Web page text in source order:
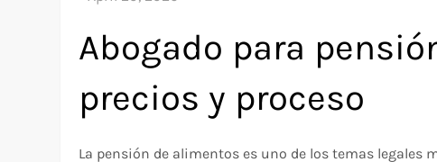
Abogado para
precios y proceso
La pensión de alimentos es uno de los temas legales